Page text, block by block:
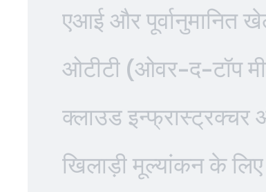
एआई और पूर्वानुमानित
ओटीटी (ओवर-द-टॉप
क्लाउड इन्फ्रास्ट्रक्चर
खिलाड़ी मूल्यांकन के